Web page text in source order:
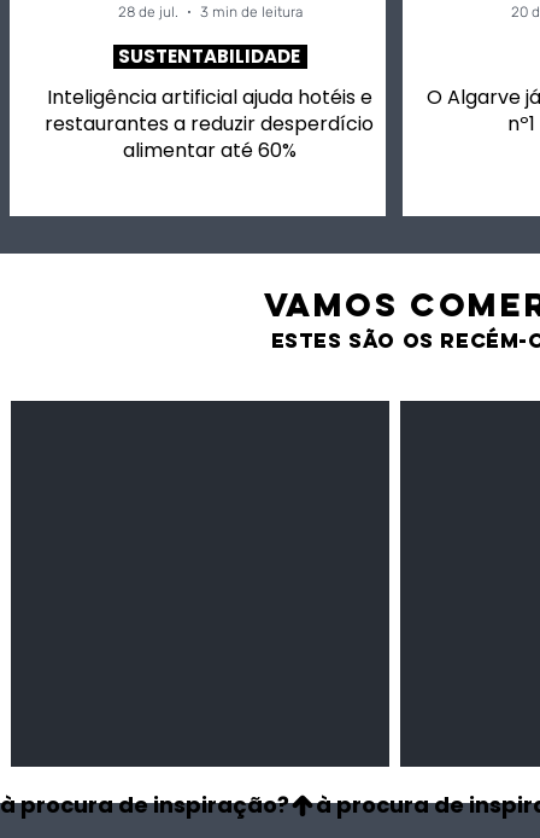
Inteligência artificial ajuda hotéis e
restaurantes a reduzir desperdício
alimentar até 60%
SUSTENTABILIDADE
28 de jul. 3 min de leitura
O Algarve
20
VAMOS
estes são os recém-
à procura de inspiração?